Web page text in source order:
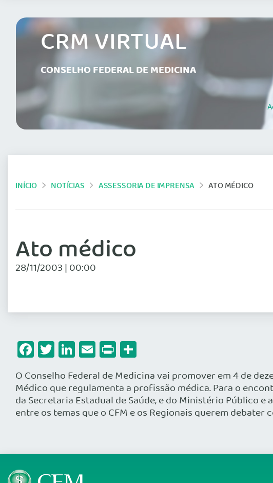
CRM VIRTUAL
CONSELHO FEDERAL DE MEDICINA
INÍCIO NOTÍCIAS ASSESSORIA DE IMPRENSA ATO MÉDICO
Ato médico
28/11/2003 | 00:00
Facebook
Twitter
LinkedIn
Email
Print
O Conselho Federal de Medicina vai promover em 4 de
Médico que regulamenta a profissão médica. Para o
da Secretaria Estadual de Saúde, e do Ministério Público e
entre os temas que o CFM e os Regionais querem debater